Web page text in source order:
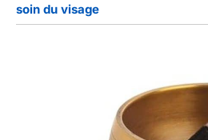
soin du visage